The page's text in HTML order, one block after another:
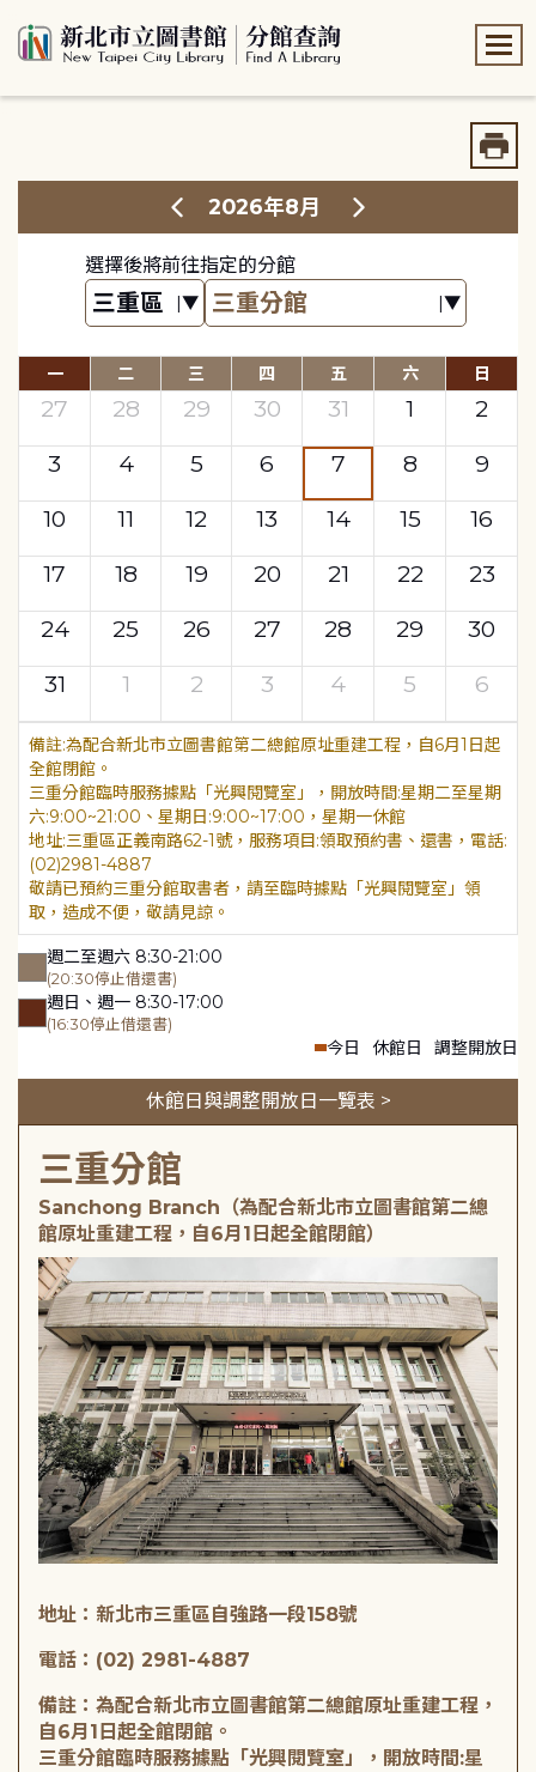
2026年8月
選擇後將前往指定的分館
一 二 三 四 五 六 日
27 28 29 30 31 1
2
3
4 5 6 7 8
9
10
11 12 13 14 15
16
17
18 19 20 21 22
23
24
25 26 27 28 29
30
31
1 2 3 4 5 6
為配合新北市立圖書館第二總館原址重建工程，自6月1日起
全館閉館。
三重分館臨時服務據點「光興閱覽室」，開放時間:星期二至星期
六:9:00~21:00、星期日:9:00~17:00，星期一休館
地址:三重區正義南路62-1號，服務項目:領取預約書、還書，電話:
(02)2981-4887
敬請已預約三重分館取書者，請至臨時據點「光興閱覽室」領
取，造成不便，敬請見諒。
週二至週六 8:30-21:00
(20:30停止借還書)
週日、週一 8:30-17:00
(16:30停止借還書)
今日 休館日 調整開放日
休館日與調整開放日一覽表 >
三重分館
Sanchong Branch（為配合新北市立圖書館第二總
館原址重建工程，自6月1日起全館閉館）
地址：新北市三重區自強路一段158號
電話：(02) 2981-4887
備註：為配合新北市立圖書館第二總館原址重建工程，
自6月1日起全館閉館。
三重分館臨時服務據點「光興閱覽室」，開放時間:星